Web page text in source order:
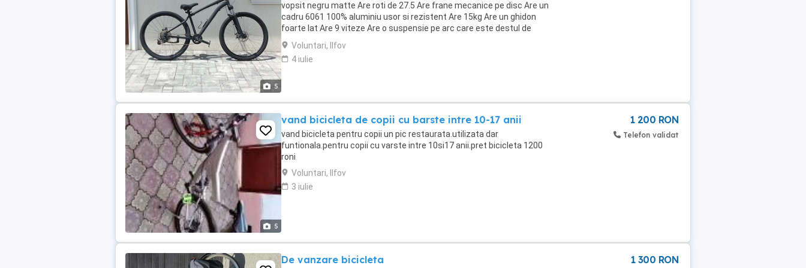
5
vopsit negru matte Are roti de 27.5 Are frane mecanice pe disc Are un
cadru 6061 100% aluminiu usor si rezistent Are 15kg Are un ghidon
foarte lat Are 9 viteze Are o suspensie pe arc care este destul de
confortabila Pe bicicleta am ...
Voluntari, Ilfov
4 iulie
5
vand bicicleta de copii cu barste intre 10-17 anii
vand bicicleta pentru copii un pic restaurata.utilizata dar
funtionala.pentru copii cu varste intre 10si17 anii.pret bicicleta 1200
roni
Voluntari, Ilfov
3 iulie
1 200 RON
Telefon validat
De vanzare bicicleta 1 300 RON